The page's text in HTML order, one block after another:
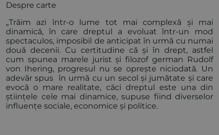
Despre carte
„Trăim azi într-o lume tot mai complexă și mai
dinamică, în care dreptul a evoluat într-un mod
spectaculos, imposibil de anticipat în urmă cu numai
două decenii. Cu certitudine că și în drept, astfel
cum spunea marele jurist și filozof german Rudolf
von Ihering, progresul nu se oprește niciodată. Un
adevăr spus în urmă cu un secol și jumătate și care
evocă o mare realitate, căci dreptul este una din
științele cele mai dinamice, supuse fiind diverselor
influențe sociale, economice și politice.